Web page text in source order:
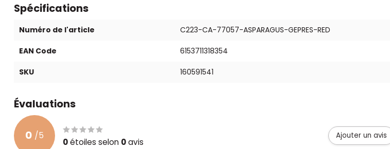
Spécifications
Numéro de l'article C223-CA-77057-ASPARAGUS-GEPRES-RED
EAN Code 6153711318354
SKU 160591541
Évaluations
0 /5
0étoiles selon 0avis
Ajouter un avis